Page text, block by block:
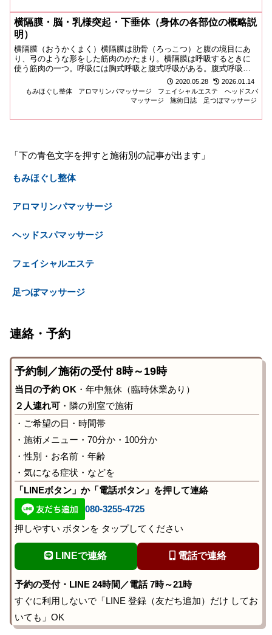
横隔膜・脳・乳様突起・下垂体（身体の各部位の概略説
明）
横隔膜（おうかくまく）横隔膜は肋骨（ろっこつ）と腹の境目にあ
り、弓のような形をした筋肉のかたまり。横隔膜は呼吸するときに
使う筋肉の一つ。呼吸には胸式呼吸と腹式呼吸がある。腹式呼吸で
深くゆったりと呼吸すると、緊張がほぐれてリラックスできるの
で、手軽なストレス解消法になる。太陽神経叢（たいようしんけい
そ...
2020.05.28
2026.01.14
もみほぐし整体
アロマリンパマッサージ フェイシャルエステ
ヘッドスパ
マッサージ
施術日誌 足つぼマッサージ
「下の青色文字を押すと施術別の記事が出ます」
もみほぐし整体
アロマリンパマッサージ
ヘッドスパマッサージ
フェイシャルエステ
足つぼマッサージ
連絡・予約
予約制／施術の受付 8時～19時
当日の予約 OK ・年中無休（臨時休業あり）
２人連れ可 ・隣の別室で施術
・ご希望の日・時間帯
・施術メニュー・70分か・100分か
・性別・お名前・年齢
・気になる症状・などを
「LINEボタン」か「電話ボタン」を押して連絡
080-3255-4725
押しやすい ボタンを タップしてください
LINEで連絡 電話で連絡
予約の受付・LINE 24時間／電話 7時～21時
すぐに利用しないで「LINE 登録（友だち追加）だけ してお
いても」OK